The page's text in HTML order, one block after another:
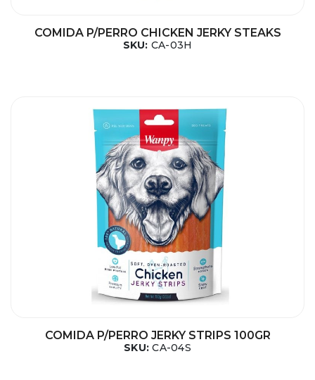
COMIDA P/PERRO CHICKEN JERKY STEAKS
SKU: CA-03H
COMIDA P/PERRO JERKY STRIPS 100GR
SKU:CA-04S